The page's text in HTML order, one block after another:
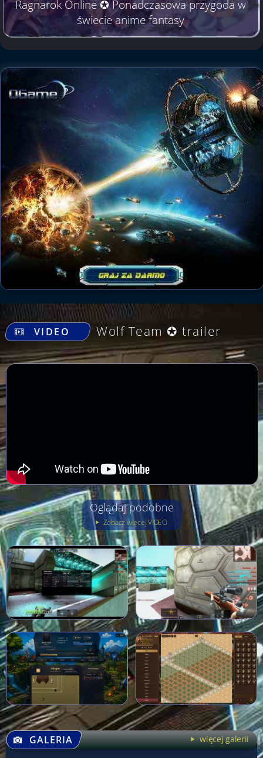
Ragnarok Online ✪ Ponadczasowa przygoda w
świecie anime fantasy
.
VIDEO
Wolf Team ✪ trailer
Oglądaj podobne
Zobacz więcej VIDEO
GALERIA więcej galerii